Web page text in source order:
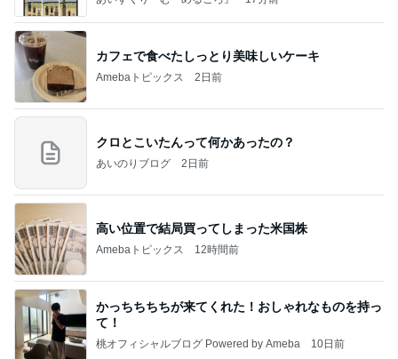
カフェで食べたしっとり美味しいケーキ
Amebaトピックス 2日前
クロとこいたんって何かあったの？
あいのりブログ 2日前
高い位置で結局買ってしまった米国株
Amebaトピックス 12時間前
かっちちちちが来てくれた！おしゃれなものを持っ
て！
桃オフィシャルブログ Powered by Ameba 10日前